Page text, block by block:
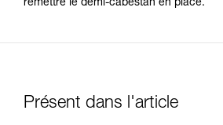
remettre le demi-cabestan en place.
Présent dans l'article